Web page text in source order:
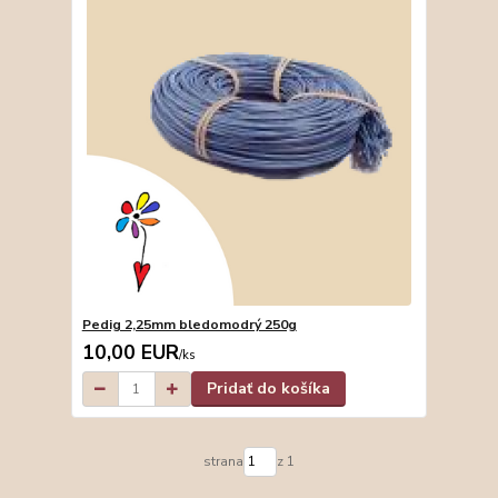
Pedig 2,25mm bledomodrý 250g
10,00 EUR/ks
Pridať do košíka
strana z 1